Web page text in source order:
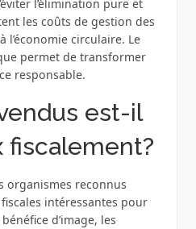
l’élimination pure et
les coûts de gestion des
l’économie circulaire. Le
permet de transformer
responsable.
est-il
fiscalement?
organismes reconnus
intéressantes pour
d’image, les